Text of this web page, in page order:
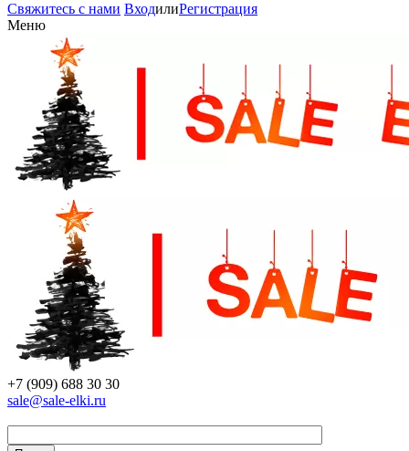
Свяжитесь с нами ВходилиРегистрация
Меню
+7 (909) 688 30 30
sale@sale-elki.ru